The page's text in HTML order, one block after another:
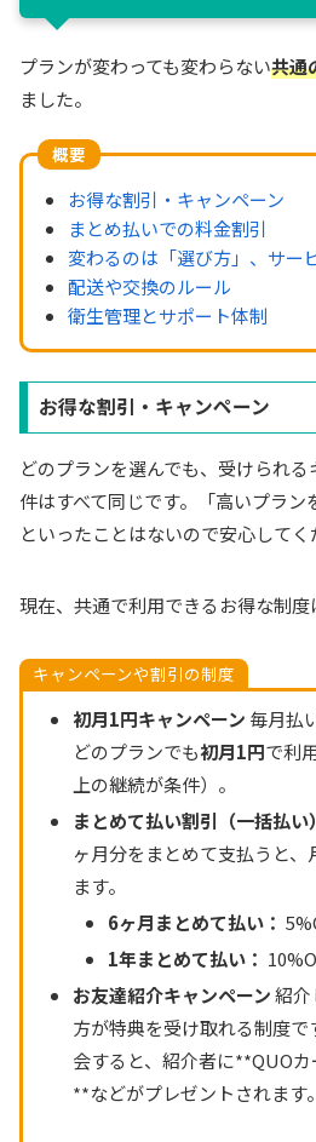
プランが変わっても変わらない共通
ました。
概要
お得な割引・キャンペーン
まとめ払いでの料金割引
変わるのは「選び方」、サー
配送や交換のルール
衛生管理とサポート体制
お得な割引・キャンペーン
どのプランを選んでも、受けられ
件はすべて同じです。「高いプラン
といったことはないので安心してく
現在、共通で利用できるお得な制度
キャンペーンや割引の制度
初月1円キャンペーン 毎月払
どのプランでも初月1円で利
上の継続が条件）。
まとめて払い割引（一括払い）
ヶ月分をまとめて支払うと、
ます。
6ヶ月まとめて払い：
1年まとめて払い：
お友達紹介キャンペーン紹介
方が特典を受け取れる制度
会すると、紹介者に**QUOカ
**などがプレゼントされます。